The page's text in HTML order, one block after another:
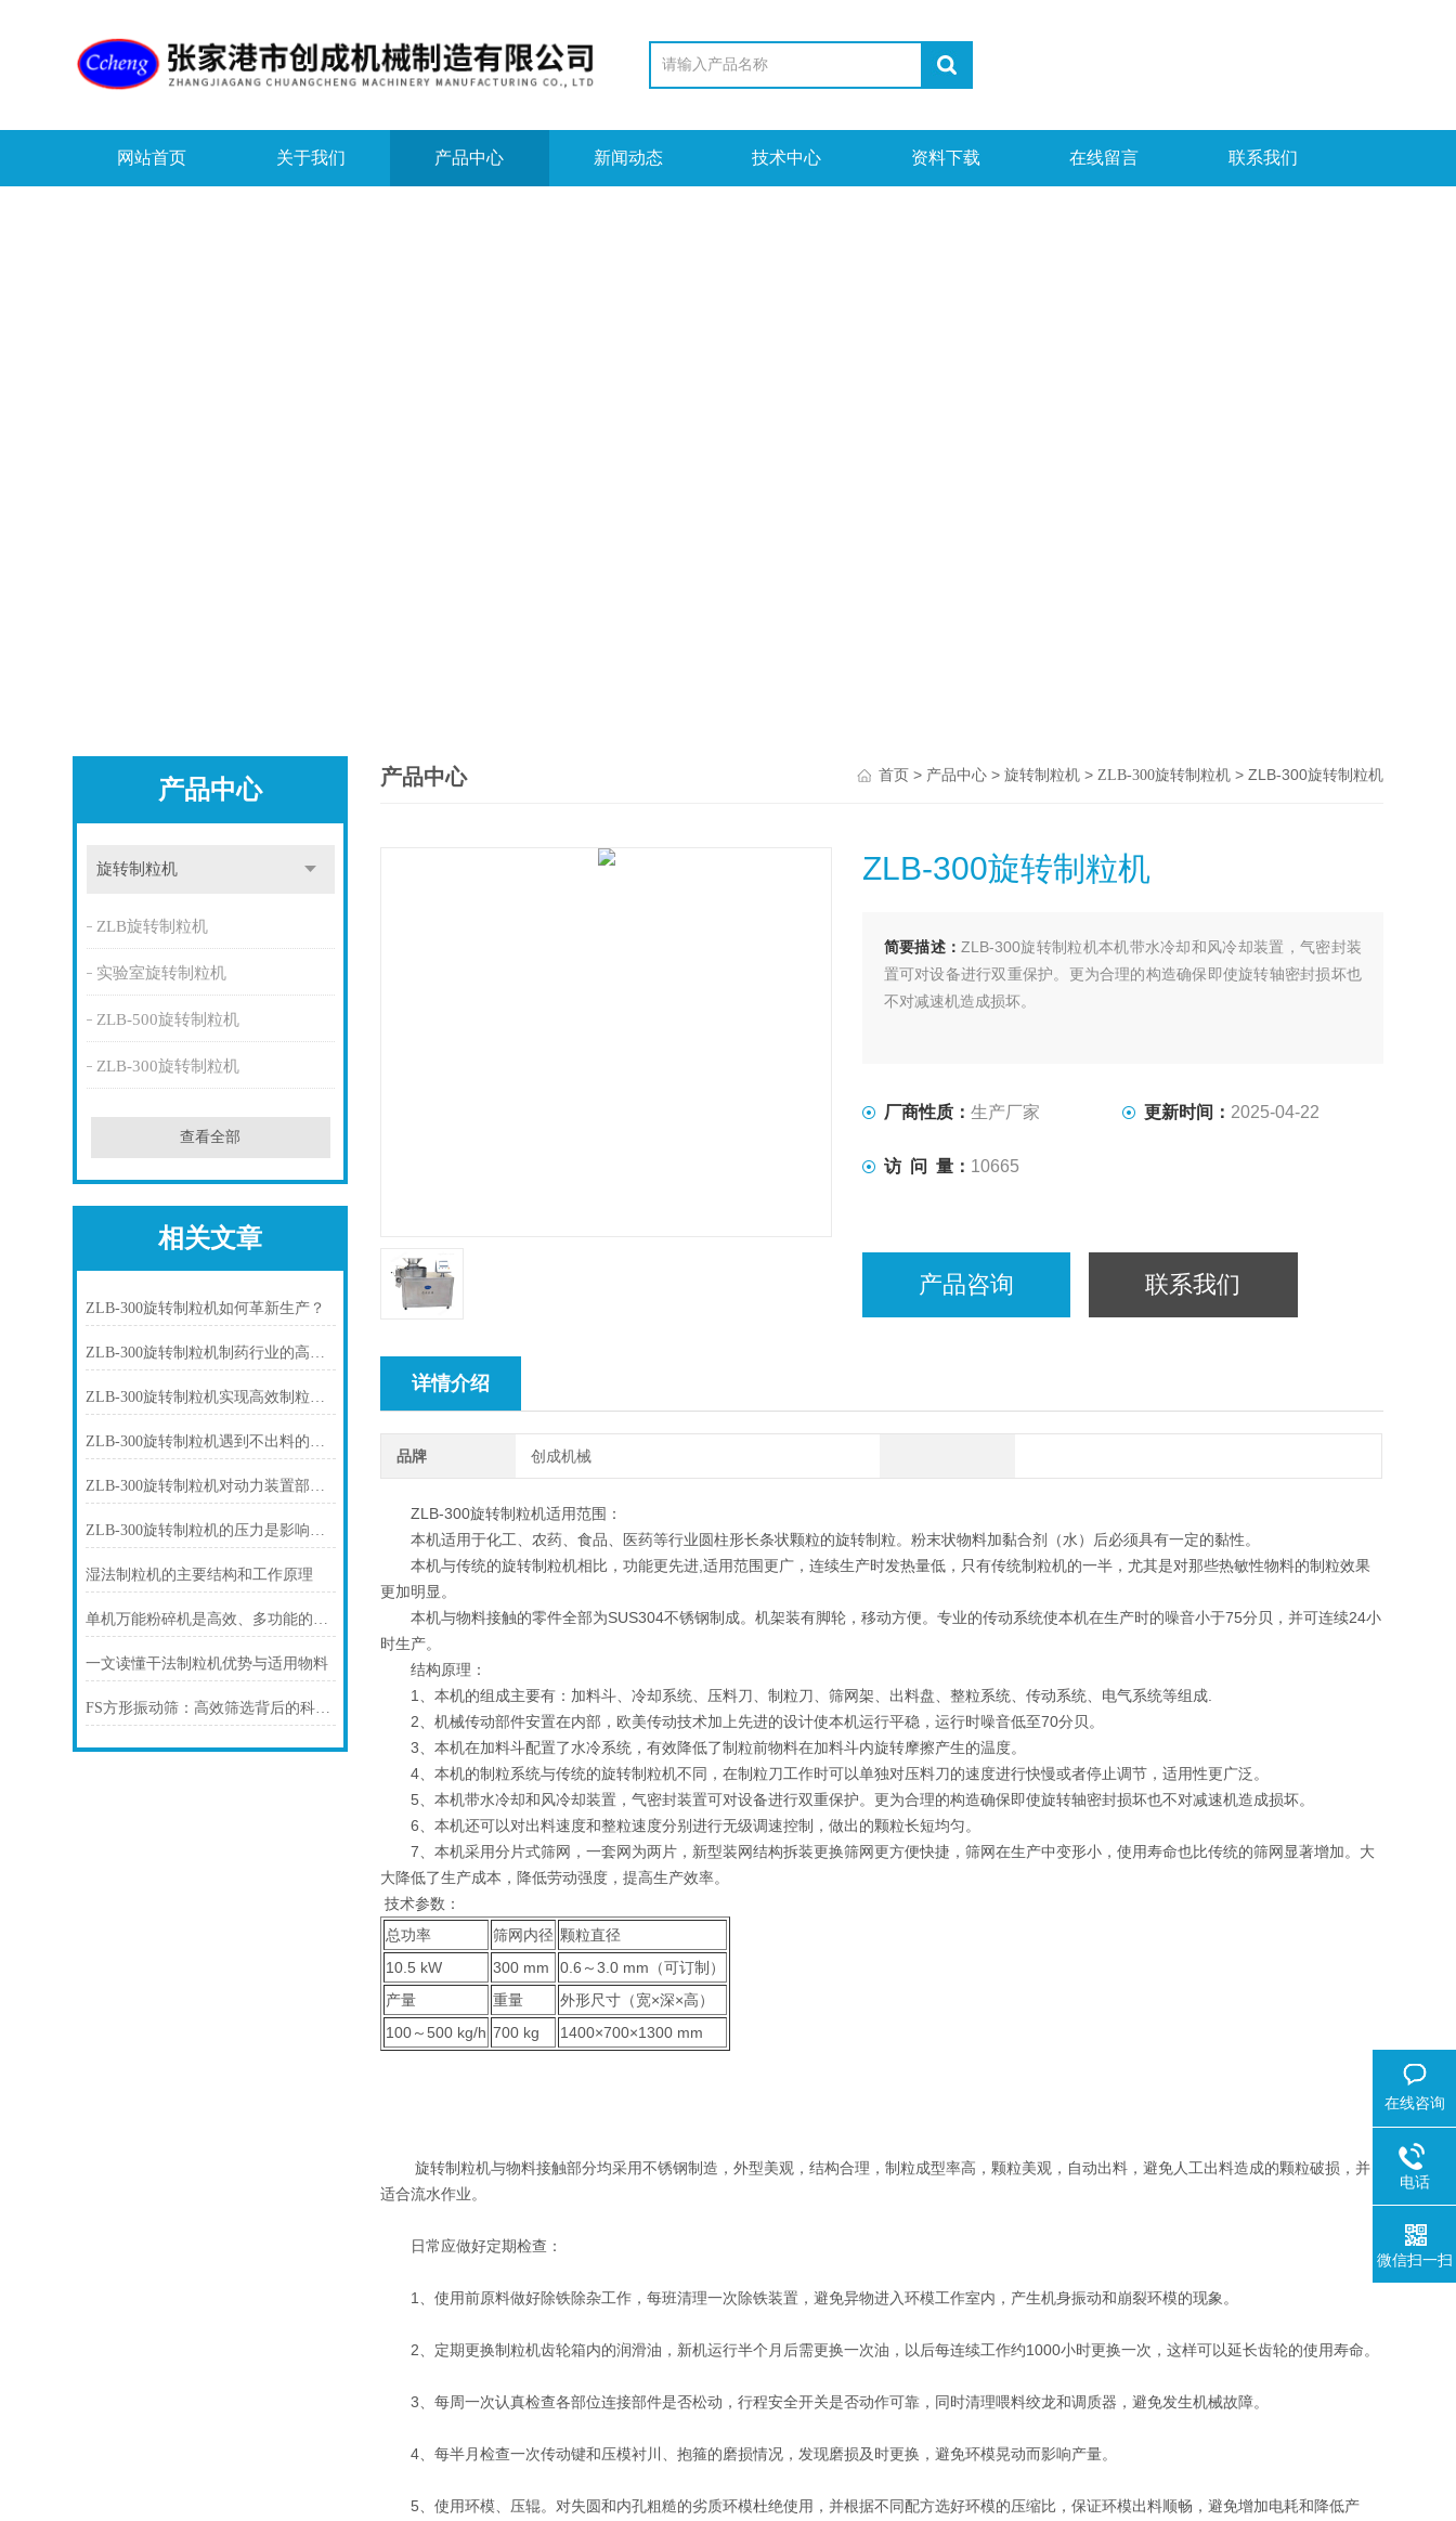
网站首页 关于我们 产品中心 新闻动态 技术中心 资料下载 在线留言 联系我们
产品中心
旋转制粒机
ZLB旋转制粒机
实验室旋转制粒机
ZLB-500旋转制粒机
ZLB-300旋转制粒机
查看全部
相关文章
ZLB-300旋转制粒机如何革新生产？
ZLB-300旋转制粒机制药行业的高效创新
ZLB-300旋转制粒机实现高效制粒的创新利器
ZLB-300旋转制粒机遇到不出料的情况怎么办
ZLB-300旋转制粒机对动力装置部分的要求
ZLB-300旋转制粒机的压力是影响制粒效果的关键性因素
湿法制粒机的主要结构和工作原理
单机万能粉碎机是高效、多功能的破碎设备
一文读懂干法制粒机优势与适用物料
FS方形振动筛：高效筛选背后的科学奥秘？
产品中心 首页> 产品中心> 旋转制粒机> ZLB-300旋转制粒机> ZLB-300旋转制粒机
ZLB-300旋转制粒机
简要描述： ZLB-300旋转制粒机本机带水冷却和风冷却装置，气密封装
置可对设备进行双重保护。更为合理的构造确保即使旋转轴密封损坏也
不对减速机造成损坏。
厂商性质： 生产厂家 更新时间： 2025-04-22
访 问 量： 10665
产品咨询 联系我们
详情介绍
品牌 创成机械
ZLB-300旋转制粒机适用范围：
本机适用于化工、农药、食品、医药等行业圆柱形长条状颗粒的旋转制粒。粉末状物料加黏合剂（水）后必须具有一定的黏性。
本机与传统的旋转制粒机相比，功能更先进,适用范围更广，连续生产时发热量低，只有传统制粒机的一半，尤其是对那些热敏性物料的制粒效果
更加明显。
本机与物料接触的零件全部为SUS304不锈钢制成。机架装有脚轮，移动方便。专业的传动系统使本机在生产时的噪音小于75分贝，并可连续24小
时生产。
结构原理：
1、本机的组成主要有：加料斗、冷却系统、压料刀、制粒刀、筛网架、出料盘、整粒系统、传动系统、电气系统等组成.
2、机械传动部件安置在内部，欧美传动技术加上先进的设计使本机运行平稳，运行时噪音低至70分贝。
3、本机在加料斗配置了水冷系统，有效降低了制粒前物料在加料斗内旋转摩擦产生的温度。
4、本机的制粒系统与传统的旋转制粒机不同，在制粒刀工作时可以单独对压料刀的速度进行快慢或者停止调节，适用性更广泛。
5、本机带水冷却和风冷却装置，气密封装置可对设备进行双重保护。更为合理的构造确保即使旋转轴密封损坏也不对减速机造成损坏。
6、本机还可以对出料速度和整粒速度分别进行无级调速控制，做出的颗粒长短均匀。
7、本机采用分片式筛网，一套网为两片，新型装网结构拆装更换筛网更方便快捷，筛网在生产中变形小，使用寿命也比传统的筛网显著增加。大
大降低了生产成本，降低劳动强度，提高生产效率。
技术参数：
总功率
筛网内径 颗粒直径
10.5 kW
300 mm
0.6～3.0 mm（可订制）
产量
重量
外形尺寸（宽×深×高）
100～500 kg/h 700 kg 1400×700×1300 mm
旋转制粒机与物料接触部分均采用不锈钢制造，外型美观，结构合理，制粒成型率高，颗粒美观，自动出料，避免人工出料造成的颗粒破损，并
适合流水作业。
日常应做好定期检查：
1、使用前原料做好除铁除杂工作，每班清理一次除铁装置，避免异物进入环模工作室内，产生机身振动和崩裂环模的现象。
2、定期更换制粒机齿轮箱内的润滑油，新机运行半个月后需更换一次油，以后每连续工作约1000小时更换一次，这样可以延长齿轮的使用寿命。
3、每周一次认真检查各部位连接部件是否松动，行程安全开关是否动作可靠，同时清理喂料绞龙和调质器，避免发生机械故障。
4、每半月检查一次传动键和压模衬川、抱箍的磨损情况，发现磨损及时更换，避免环模晃动而影响产量。
5、使用环模、压辊。对失圆和内孔粗糙的劣质环模杜绝使用，并根据不同配方选好环模的压缩比，保证环模出料顺畅，避免增加电耗和降低产
在线咨询
电话
微信扫一扫